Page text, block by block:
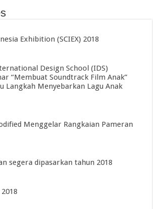
Exhibition (SCIEX) 2018
Design School (IDS)
“Membuat Soundtrack Film Anak”
Langkah Menyebarkan Lagu Anak
Menggelar Rangkaian Pameran
segera dipasarkan tahun 2018